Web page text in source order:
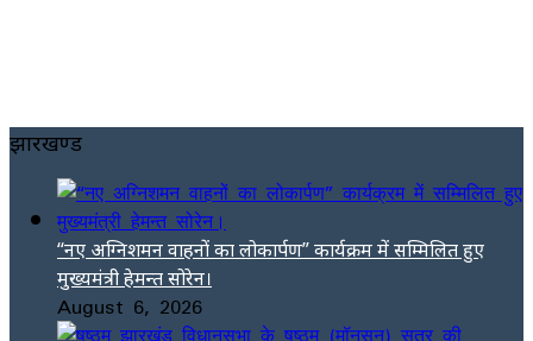
झारखण्ड
“नए अग्निशमन वाहनों का लोकार्पण” कार्यक्रम में सम्मिलित हुए
मुख्यमंत्री हेमन्त सोरेन।
August 6, 2026